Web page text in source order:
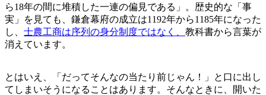
ら18年の間に堆積した一連の偏見である」。歴史的な「事
実」を見ても、鎌倉幕府の成立は1192年から1185年になった
し、 士農工商は序列の身分制度ではなく、 教科書から言葉が
消えています。
とはいえ、「だってそんなの当たり前じゃん！」と口に出し
てしまいそうになることはあります。そんなときに、開いた